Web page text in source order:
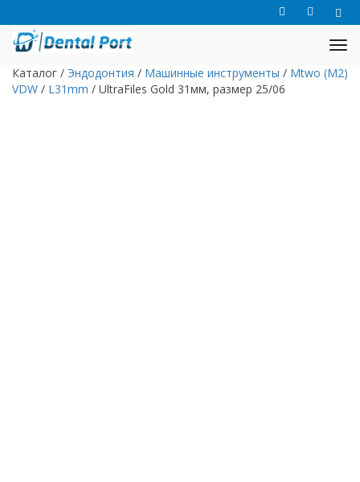
Каталог / Эндодонтия / Машинные инструменты / Mtwo (M2)
VDW / L31mm / UltraFiles Gold 31мм, размер 25/06